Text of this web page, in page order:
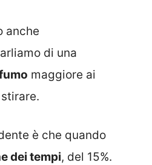
anche
di una
maggiore ai
è che quando
dei tempi, del 15%.